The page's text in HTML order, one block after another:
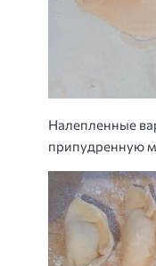
Налепленные
припудренную